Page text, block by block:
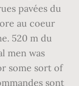
pavées du
au coeur
520 m du
men was
some sort of
sont